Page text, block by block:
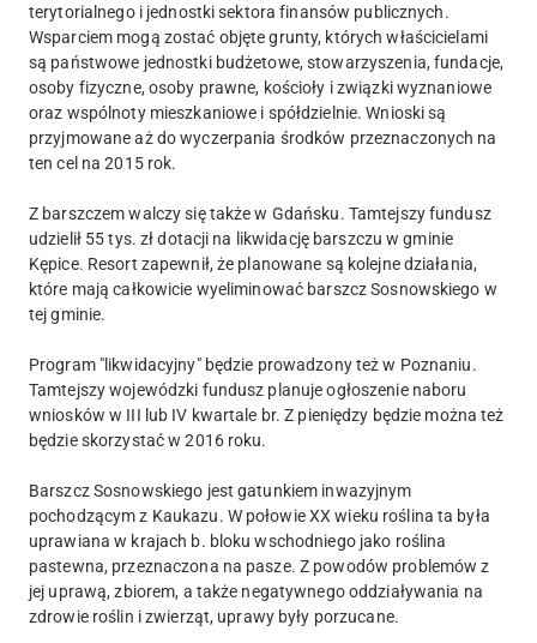
terytorialnego i jednostki sektora finansów publicznych.
Wsparciem mogą zostać objęte grunty, których właścicielami
są państwowe jednostki budżetowe, stowarzyszenia, fundacje,
osoby fizyczne, osoby prawne, kościoły i związki wyznaniowe
oraz wspólnoty mieszkaniowe i spółdzielnie. Wnioski są
przyjmowane aż do wyczerpania środków przeznaczonych na
ten cel na 2015 rok.
Z barszczem walczy się także w Gdańsku. Tamtejszy fundusz
udzielił 55 tys. zł dotacji na likwidację barszczu w gminie
Kępice. Resort zapewnił, że planowane są kolejne działania,
które mają całkowicie wyeliminować barszcz Sosnowskiego w
tej gminie.
Program "likwidacyjny" będzie prowadzony też w Poznaniu.
Tamtejszy wojewódzki fundusz planuje ogłoszenie naboru
wniosków w III lub IV kwartale br. Z pieniędzy będzie można też
będzie skorzystać w 2016 roku.
Barszcz Sosnowskiego jest gatunkiem inwazyjnym
pochodzącym z Kaukazu. W połowie XX wieku roślina ta była
uprawiana w krajach b. bloku wschodniego jako roślina
pastewna, przeznaczona na pasze. Z powodów problemów z
jej uprawą, zbiorem, a także negatywnego oddziaływania na
zdrowie roślin i zwierząt, uprawy były porzucane.